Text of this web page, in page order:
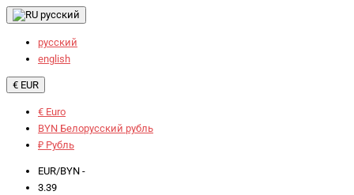
русский
русский
english
€ EUR
€ Euro
BYN Белорусский рубль
₽ Рубль
EUR/BYN -
3.39